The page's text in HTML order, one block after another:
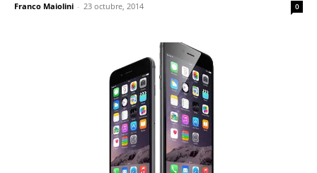
Franco Maiolini - 23 octubre, 2014 0